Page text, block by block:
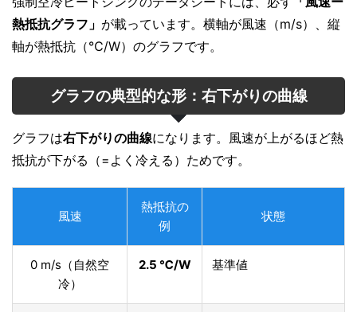
熱抵抗グラフ」 が載っています。横軸が風速（m/s）、縦
軸が熱抵抗（℃/W）のグラフです。
グラフの典型的な形：右下がりの曲線
グラフは右下がりの曲線になります。風速が上がるほど熱
抵抗が下がる（=よく冷える）ためです。
風速
熱抵抗の
例
状態
0 m/s（自然空
冷）
2.5 ℃/W 基準値